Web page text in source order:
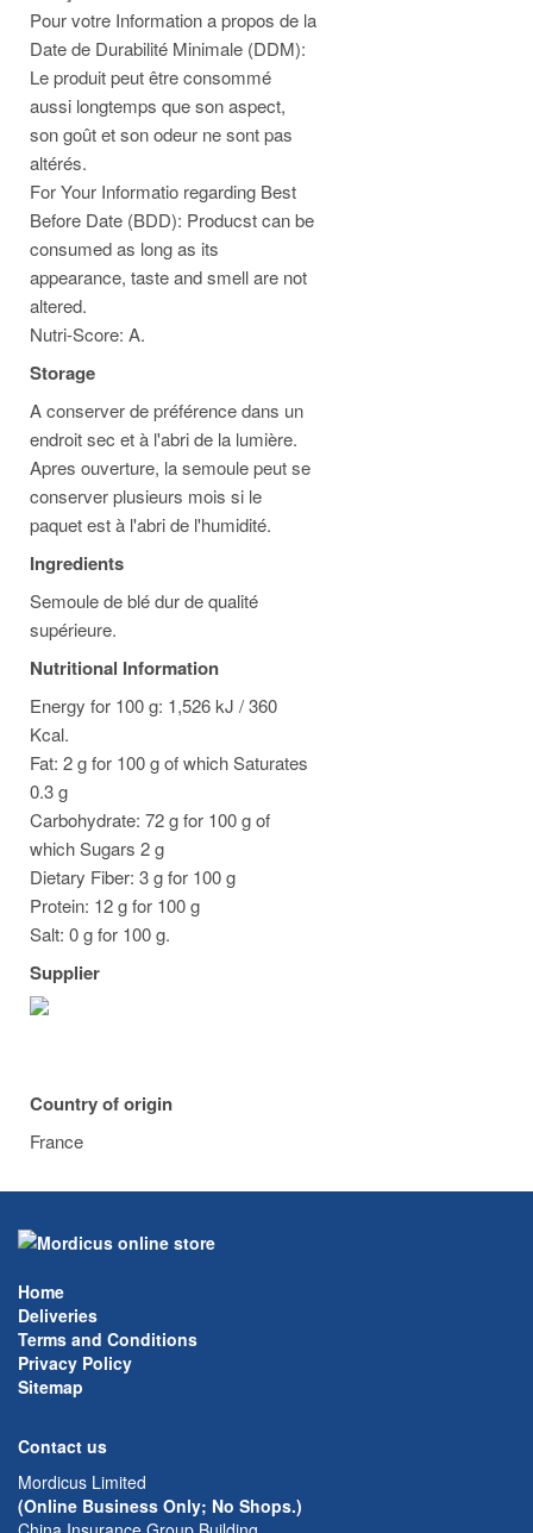
Pour votre Information a propos de la
Date de Durabilité Minimale (DDM):
Le produit peut être consommé
aussi longtemps que son aspect,
son goût et son odeur ne sont pas
altérés.
For Your Informatio regarding Best
Before Date (BDD): Producst can be
consumed as long as its
appearance, taste and smell are not
altered.
Nutri-Score: A.
Storage
A conserver de préférence dans un
endroit sec et à l'abri de la lumière.
Apres ouverture, la semoule peut se
conserver plusieurs mois si le
paquet est à l'abri de l'humidité.
Ingredients
Semoule de blé dur de qualité
supérieure.
Nutritional Information
Energy for 100 g: 1,526 kJ / 360
Kcal.
Fat: 2 g for 100 g of which Saturates
0.3 g
Carbohydrate: 72 g for 100 g of
which Sugars 2 g
Dietary Fiber: 3 g for 100 g
Protein: 12 g for 100 g
Salt: 0 g for 100 g.
Supplier
Country of origin
France
Home
Deliveries
Terms and Conditions
Privacy Policy
Sitemap
Contact us
Mordicus Limited
(Online Business Only; No Shops.)